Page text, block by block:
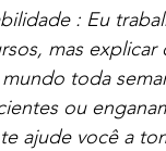
: Eu
mas
toda
ou
ajude você a